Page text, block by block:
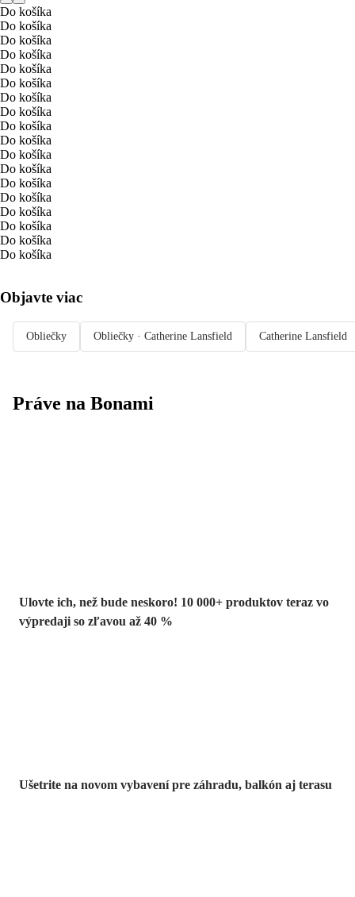
Do košíka
Do košíka
Do košíka
Do košíka
Do košíka
Do košíka
Do košíka
Do košíka
Do košíka
Do košíka
Do košíka
Do košíka
Do košíka
Do košíka
Do košíka
Do košíka
Do košíka
Do košíka
Objavte viac
Obliečky Obliečky · Catherine Lansfield Catherine Lansfield
Práve na Bonami
Ulovte ich, než bude neskoro! 10 000+ produktov teraz vo
výpredaji so zľavou až 40 %
Ušetrite na novom vybavení pre záhradu, balkón aj terasu